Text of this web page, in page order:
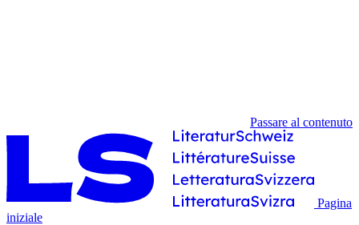
Passare al contenuto
Pagina
iniziale